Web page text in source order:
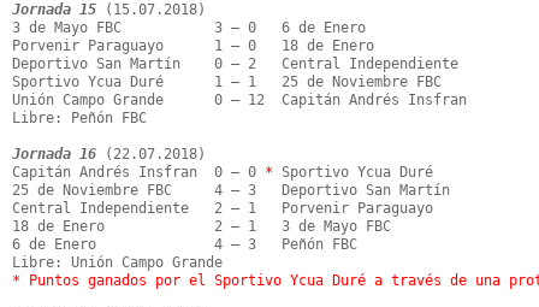
Jornada 15 (15.07.2018)
3 de Mayo FBC           3 – 0   6 de Enero
Porvenir Paraguayo      1 – 0   18 de Enero
Deportivo San Martín    0 – 2   Central Independiente
Sportivo Ycua Duré      1 – 1   25 de Noviembre FBC
Unión Campo Grande      0 – 12  Capitán Andrés Insfran
Libre: Peñón FBC
Jornada 16 (22.07.2018)
Capitán Andrés Insfran  0 – 0 * Sportivo Ycua Duré
25 de Noviembre FBC     4 – 3   Deportivo San Martín
Central Independiente   2 – 1   Porvenir Paraguayo
18 de Enero             2 – 1   3 de Mayo FBC
6 de Enero              4 – 3   Peñón FBC
* Puntos ganados por el Sportivo Ycua Duré a través de una